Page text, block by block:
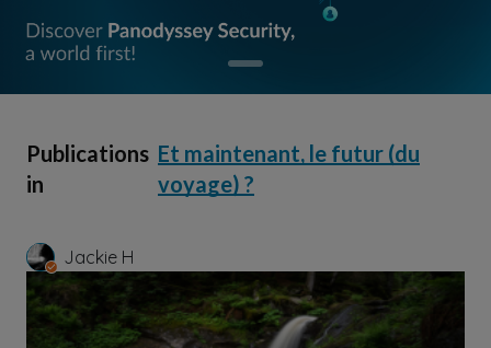
Publications
in
Et maintenant, le futur (du
voyage) ?
Jackie H